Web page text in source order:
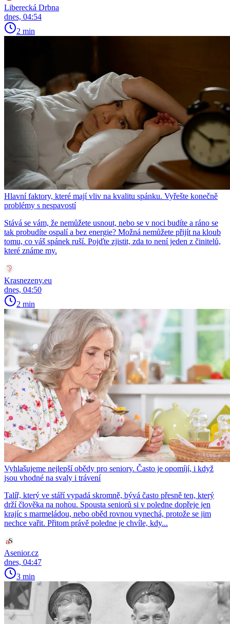
Liberecká Drbna
dnes, 04:54
2 min
Hlavní faktory, které mají vliv na kvalitu spánku. Vyřešte konečně
problémy s nespavostí
Stává se vám, že nemůžete usnout, nebo se v noci budíte a ráno se
tak probudíte ospalí a bez energie? Možná nemůžete přijít na kloub
tomu, co váš spánek ruší. Pojďte zjistit, zda to není jeden z činitelů,
které známe my.
Krasnezeny.eu
dnes, 04:50
2 min
Vyhlašujeme nejlepší obědy pro seniory. Často je opomíjí, i když
jsou vhodné na svaly i trávení
Talíř, který ve stáří vypadá skromně, bývá často přesně ten, který
drží člověka na nohou. Spousta seniorů si v poledne dopřeje jen
krajíc s marmeládou, nebo oběd rovnou vynechá, protože se jim
nechce vařit. Přitom právě poledne je chvíle, kdy...
Asenior.cz
dnes, 04:47
3 min